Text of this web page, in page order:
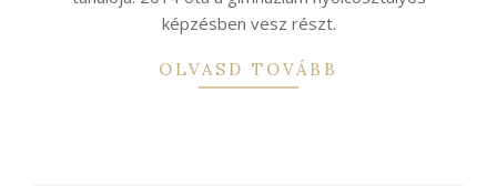
képzésben vesz részt.
OLVASD TOVÁBB